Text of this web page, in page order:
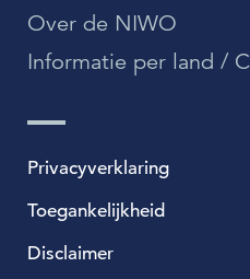
Over de NIWO
Informatie per land /
Privacyverklaring
Toegankelijkheid
Disclaimer